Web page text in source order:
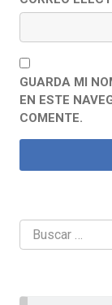
GUARDA MI
EN ESTE
COMENTE.
Buscar: